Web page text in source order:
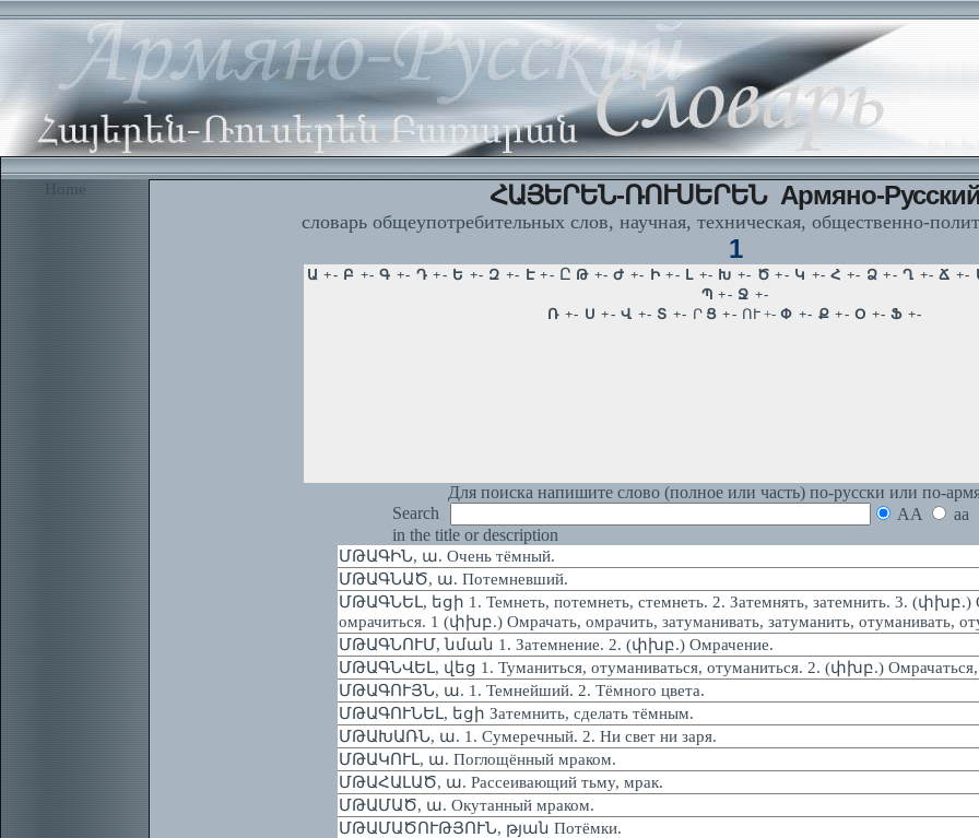
Home ՀԱՅԵՐԵՆ-ՌՈՒՍԵՐԵՆ Армяно-
словарь общеупотребительных слов, научная, техническая, общественно-
1
Для поиска напишите слово (полное или часть) по-русски или по-
Search
AA
aa
in the title or description
ՄԹԱԳԻՆ, ա. Очень тёмный.
ՄԹԱԳՆԱԾ, ա. Потемневший.
ՄԹԱԳՆԵԼ, եցի 1. Темнеть, потемнеть, стемнеть. 2. Затемнять, затемнить. 3. (փխբ.)
омрачиться. 1 (փխբ.) Омрачать, омрачить, затуманивать, затуманить, отуманивать,
ՄԹԱԳՆՈՒՄ, նման 1. Затемнение. 2. (փխբ.) Омрачение.
ՄԹԱԳՆՎԵԼ, վեց 1. Туманиться, отуманиваться, отуманиться. 2. (փխբ.) Омрачаться,
ՄԹԱԳՈՒՅՆ, ա. 1. Темнейший. 2. Тёмного цвета.
ՄԹԱԳՈՒՆԵԼ, եցի Затемнить, сделать тёмным.
ՄԹԱԽԱՌՆ, ա. 1. Сумеречный. 2. Ни свет ни заря.
ՄԹԱԿՈՒԼ, ա. Поглощённый мраком.
ՄԹԱՀԱԼԱԾ, ա. Рассеивающий тьму, мрак.
ՄԹԱՄԱԾ, ա. Окутанный мраком.
ՄԹԱՄԱԾՈՒԹՅՈՒՆ, թյան Потёмки.